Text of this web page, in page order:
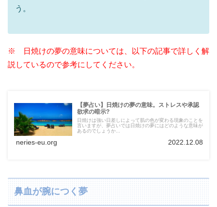
う。
※ 日焼けの夢の意味については、以下の記事で詳しく解
説しているので参考にしてください。
【夢占い】日焼けの夢の意味。ストレスや承認
欲求の暗示?
日焼けは強い日差しによって肌の色が変わる現象のことを
言いますが、夢占いでは日焼けの夢にはどのような意味が
あるのでしょうか...
neries-eu.org 2022.12.08
鼻血が腕につく夢